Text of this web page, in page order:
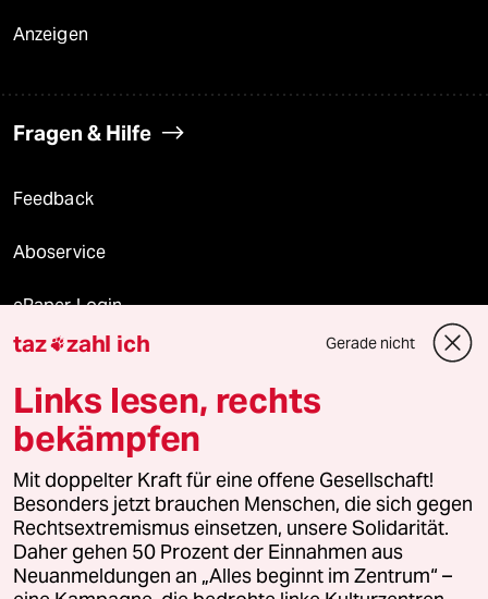
Anzeigen
Fragen & Hilfe
Feedback
Aboservice
ePaper Login
Downloads für Abonnierende
© 2026 taz Verlags und Vertriebs GmbH
Alle Rechte vorbehalten. Bei rechtlichen Fragen oder für Genehmigungen
wenden Sie sich bitte an lizenzen@taz.de
Feedback Redaktionsstatut Kommune-Richtlinien
taz zahl ich Gerade nicht
Links lesen, rechts
bekämpfen
Mit doppelter Kraft für eine offene Gesellschaft!
Besonders jetzt brauchen Menschen, die sich gegen
Rechtsextremismus einsetzen, unsere Solidarität.
Daher gehen 50 Prozent der Einnahmen aus
Neuanmeldungen an „Alles beginnt im Zentrum“ –